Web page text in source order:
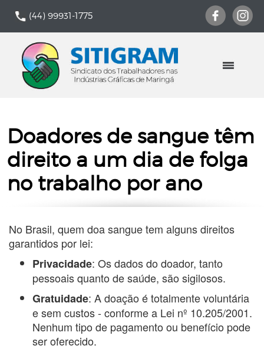
(44) 99931-1775
Doadores de sangue têm
direito a um dia de folga
no trabalho por ano
No Brasil, quem doa sangue tem alguns direitos
garantidos por lei:
Privacidade: Os dados do doador, tanto
pessoais quanto de saúde, são sigilosos.
Gratuidade: A doação é totalmente voluntária
e sem custos - conforme a Lei nº 10.205/2001.
Nenhum tipo de pagamento ou benefício pode
ser oferecido.